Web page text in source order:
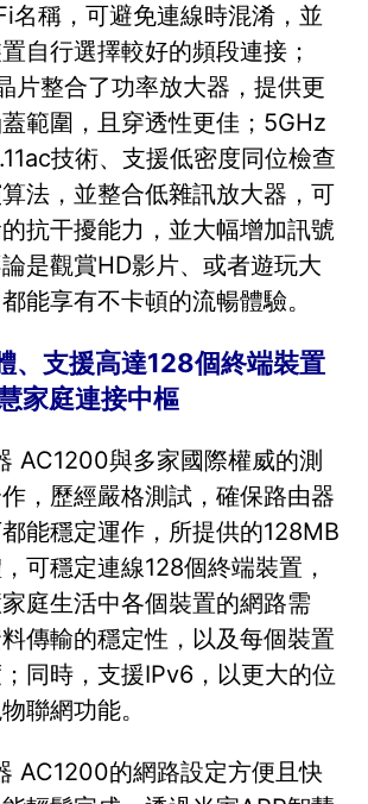
名稱，可避免連線時混淆，並
自行選擇較好的頻段連接；
片整合了功率放大器，提供更
範圍，且穿透性更佳；5GHz
技術、支援低密度同位檢查
法，並整合低雜訊放大器，可
抗干擾能力，並大幅增加訊號
是觀賞HD影片、或者遊玩大
能享有不卡頓的流暢體驗。
、支援高達128個終端裝置
家庭連接中樞
AC1200與多家國際權威的測
，歷經嚴格測試，確保路由器
能穩定運作，所提供的128MB
可穩定連線128個終端裝置，
庭生活中各個裝置的網路需
傳輸的穩定性，以及每個裝置
同時，支援IPv6，以更大的位
聯網功能。
AC1200的網路設定方便且快